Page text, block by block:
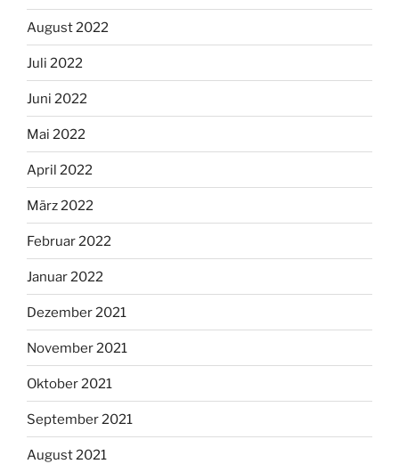
August 2022
Juli 2022
Juni 2022
Mai 2022
April 2022
März 2022
Februar 2022
Januar 2022
Dezember 2021
November 2021
Oktober 2021
September 2021
August 2021